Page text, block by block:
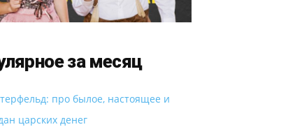
за месяц
про былое, настоящее и
царских денег